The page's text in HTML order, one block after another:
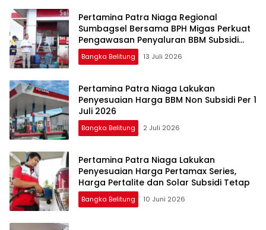
Pertamina Patra Niaga Regional
Sumbagsel Bersama BPH Migas Perkuat
Pengawasan Penyaluran BBM Subsidi
bagi Nelayan melalui Aplikasi XSTAR
Bangka Belitung 13 Juli 2026
Pertamina Patra Niaga Lakukan
Penyesuaian Harga BBM Non Subsidi Per 1
Juli 2026
Bangka Belitung 2 Juli 2026
Pertamina Patra Niaga Lakukan
Penyesuaian Harga Pertamax Series,
Harga Pertalite dan Solar Subsidi Tetap
Bangka Belitung 10 Juni 2026